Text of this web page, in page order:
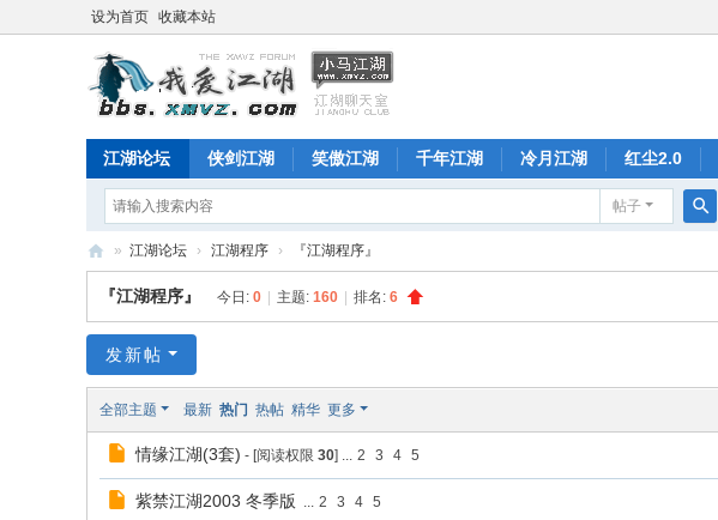
设为首页 收藏本站
江湖论坛 侠剑江湖 笑傲江湖 千年江湖 冷月江湖 红尘2.0
帖子
索
湖
坛
» 江湖论坛 › 江湖程序 › 『江湖程序』
『江湖程序』 今日: 0 主题: 160 排名: 6
发新帖
全部主题 最新 热门 热帖 精华 更多
情缘江湖(3套) - [阅读权限 30] ... 2 3 4 5
紫禁江湖2003 冬季版 ... 2 3 4 5